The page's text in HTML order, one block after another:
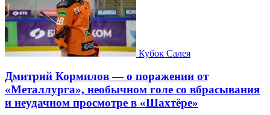
Кубок Салея
Дмитрий Кормилов — о поражении от
«Металлурга», необычном голе со вбрасывания
и неудачном просмотре в «Шахтёре»